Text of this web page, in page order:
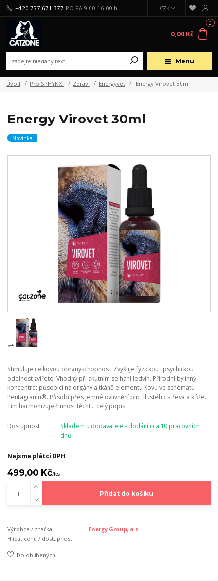
Menu
CZK
+420 777 671 377 PO-PA 9:00-16:00 h
0
0,00 Kč
Úvod Pro SPHYNX Zdraví Energyvet Energy Virovet 30ml
Energy Virovet 30ml
Novinka
Stimuluje celkovou obranyschopnost. Zvyšuje fyzickou i psychickou
odolnost zvířete. Vhodný při akutním selhání ledvin. Přírodní bylinný
koncentrát působící na orgány a tkáně elementu Kovu ve schématu
Pentagramu®. Působí přes jemné ovlivnění plic, tlustého střeva a kůže.
Tím harmonizuje činnost těcht... celý popis
Dostupnost
Skladem u dodavatele - dodání cca 10 pracovních
dnů
Nejsme plátci DPH
499,00 Kč/ks
Přidat do košíku
Výrobce / značka:
Energy Group, a.s
Hlídat cenu / dostupnost
Do oblíbených